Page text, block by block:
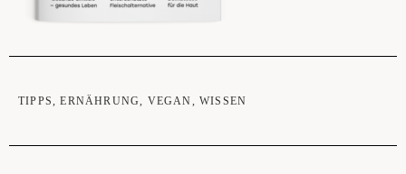
TIPPS,ERNÄHRUNG, VEGAN,WISSEN